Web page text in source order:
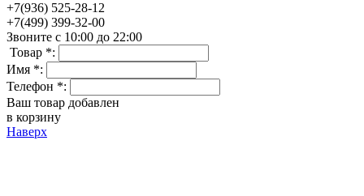
+7(936) 525-28-12
+7(499) 399-32-00
Звоните с 10:00 до 22:00
Товар *:
Имя *:
Телефон *:
Ваш товар добавлен
в корзину
Наверх